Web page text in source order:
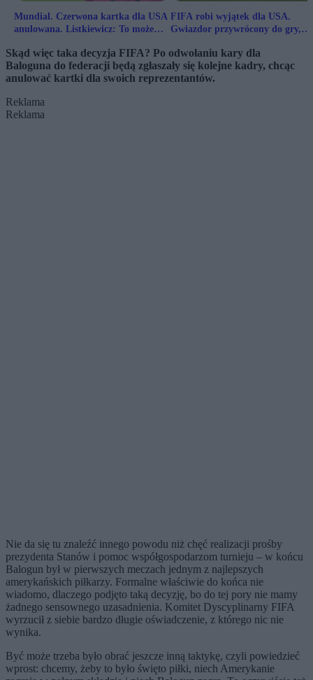
Mundial. Czerwona kartka dla USA
anulowana. Listkiewicz: To może
FIFA robi wyjątek dla USA.
Gwiazdor przywrócony do gry,
Skąd więc taka decyzja FIFA? Po odwołaniu kary dla
Baloguna do federacji będą zgłaszały się kolejne kadry, chcąc
anulować kartki dla swoich reprezentantów.
Reklama
Reklama
Nie da się tu znaleźć innego powodu niż chęć realizacji prośby
prezydenta Stanów i pomoc współgospodarzom turnieju – w końcu
Balogun był w pierwszych meczach jednym z najlepszych
amerykańskich piłkarzy. Formalne właściwie do końca nie
wiadomo, dlaczego podjęto taką decyzję, bo do tej pory nie mamy
żadnego sensownego uzasadnienia. Komitet Dyscyplinarny FIFA
wyrzucił z siebie bardzo długie oświadczenie, z którego nic nie
wynika.
Być może trzeba było obrać jeszcze inną taktykę, czyli powiedzieć
wprost: chcemy, żeby to było święto piłki, niech Amerykanie